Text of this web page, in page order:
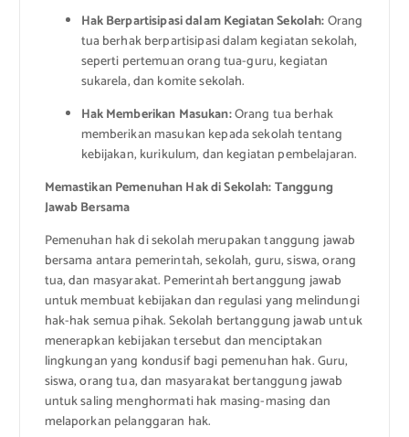
Hak Berpartisipasi dalam Kegiatan Sekolah:Orang
tua berhak berpartisipasi dalam kegiatan sekolah,
seperti pertemuan orang tua-guru, kegiatan
sukarela, dan komite sekolah.
Hak Memberikan Masukan:Orang tua berhak
memberikan masukan kepada sekolah tentang
kebijakan, kurikulum, dan kegiatan pembelajaran.
Memastikan Pemenuhan Hak di Sekolah: Tanggung
Jawab Bersama
Pemenuhan hak di sekolah merupakan tanggung jawab
bersama antara pemerintah, sekolah, guru, siswa, orang
tua, dan masyarakat. Pemerintah bertanggung jawab
untuk membuat kebijakan dan regulasi yang melindungi
hak-hak semua pihak. Sekolah bertanggung jawab untuk
menerapkan kebijakan tersebut dan menciptakan
lingkungan yang kondusif bagi pemenuhan hak. Guru,
siswa, orang tua, dan masyarakat bertanggung jawab
untuk saling menghormati hak masing-masing dan
melaporkan pelanggaran hak.